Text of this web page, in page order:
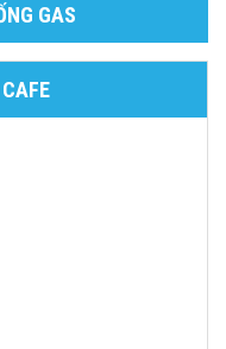
GAS